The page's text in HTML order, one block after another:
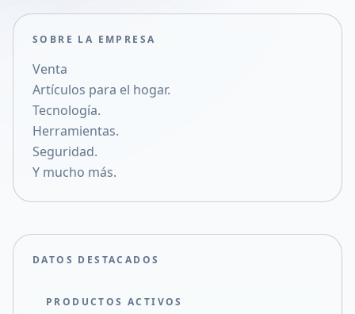
Compartir en X
SOBRE LA EMPRESA
Venta
Artículos para el hogar.
Tecnología.
Herramientas.
Seguridad.
Y mucho más.
DATOS DESTACADOS
PRODUCTOS ACTIVOS